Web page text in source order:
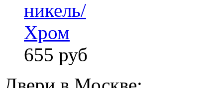
никель/
Хром
655 руб